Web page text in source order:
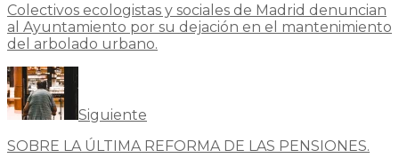
Colectivos ecologistas y sociales de Madrid denuncian
al Ayuntamiento por su dejación en el mantenimiento
del arbolado urbano.
Siguiente
SOBRE LA ÚLTIMA REFORMA DE LAS PENSIONES.